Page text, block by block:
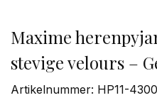
Maxime
stevige velours –
Artikelnummer: HP11-4300